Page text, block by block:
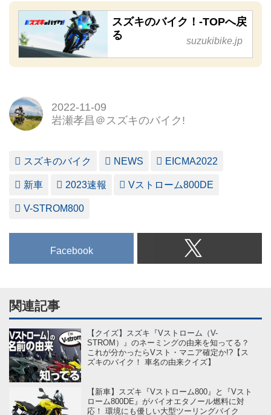
スズキのバイク！-TOPへ戻
る
suzukibike.jp
2022-11-09
岩瀬孝昌＠スズキのバイク!
スズキのバイク NEWS EICMA2022
新車 2023速報 Vストローム800DE
V-STROM800
Facebook
関連記事
【クイズ】スズキ『Vストローム（V-
STROM）』のネーミングの由来を知ってる？
これが分かったらVスト・マニア確定か!?【ス
ズキのバイク！ 車名の由来クイズ】
【新車】スズキ『Vストローム800』と『Vスト
ローム800DE』がバイオエタノール燃料に対
応！ 環境にも優しい大型ツーリングバイク